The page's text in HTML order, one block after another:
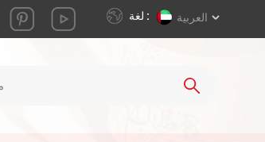
لغة : العربية